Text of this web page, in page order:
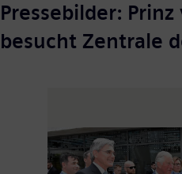
Pressebilder: Prinz
besucht Zentrale